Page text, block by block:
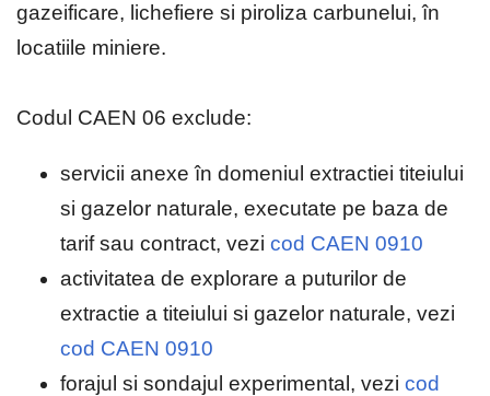
gazeificare, lichefiere si piroliza carbunelui, în
locatiile miniere.
Codul CAEN 06 exclude:
servicii anexe în domeniul extractiei titeiului
si gazelor naturale, executate pe baza de
tarif sau contract, vezi cod CAEN 0910
activitatea de explorare a puturilor de
extractie a titeiului si gazelor naturale, vezi
cod CAEN 0910
forajul si sondajul experimental, vezi cod